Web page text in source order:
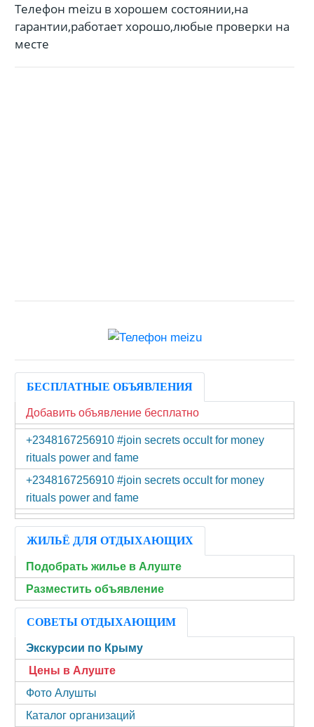
Телефон meizu в хорошем состоянии,на
гарантии,работает хорошо,любые проверки на
месте
БЕСПЛАТНЫЕ ОБЪЯВЛЕНИЯ
Добавить объявление бесплатно
+2348167256910 #join secrets occult for money
rituals power and fame
+2348167256910 #join secrets occult for money
rituals power and fame
ЖИЛЬЁ ДЛЯ ОТДЫХАЮЩИХ
Подобрать жилье в Алуште
Разместить объявление
СОВЕТЫ ОТДЫХАЮЩИМ
Экскурсии по Крыму
Цены в Алуште
Фото Алушты
Каталог организаций